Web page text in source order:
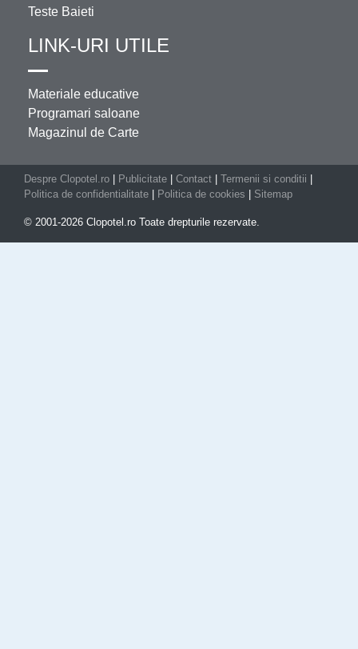
Teste Baieti
LINK-URI UTILE
Materiale educative
Programari saloane
Magazinul de Carte
Despre Clopotel.ro Publicitate Contact Termenii si conditii
Politica de confidentialitate
Politica de cookies Sitemap
© 2001-2026 Clopotel.ro Toate drepturile rezervate.